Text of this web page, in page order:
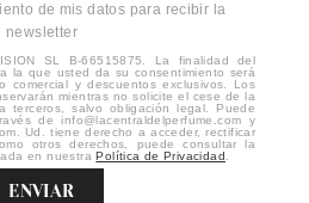
de mis datos para recibir la
newsletter
SL B-66515875. La finalidad del
la que usted da su consentimiento será
comercial y descuentos exclusivos. Los
mientras no solicite el cese de la
terceros, salvo obligación legal. Puede
de info@lacentraldelperfume.com y
Ud. tiene derecho a acceder, rectificar
otros derechos, puede consultar la
en nuestraPolítica de Privacidad
ENVIAR